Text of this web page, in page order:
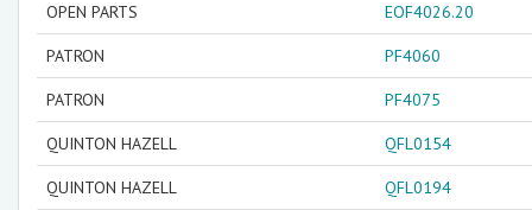
OPEN PARTS EOF4026.20
PATRON PF4060
PATRON PF4075
QUINTON HAZELL QFL0154
QUINTON HAZELL QFL0194